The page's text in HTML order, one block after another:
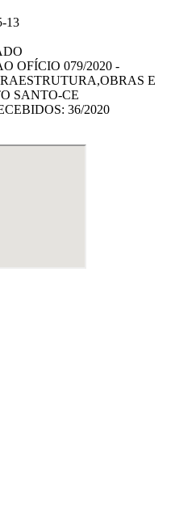
13
OFÍCIO 079/2020 -
E
SANTO-CE
36/2020